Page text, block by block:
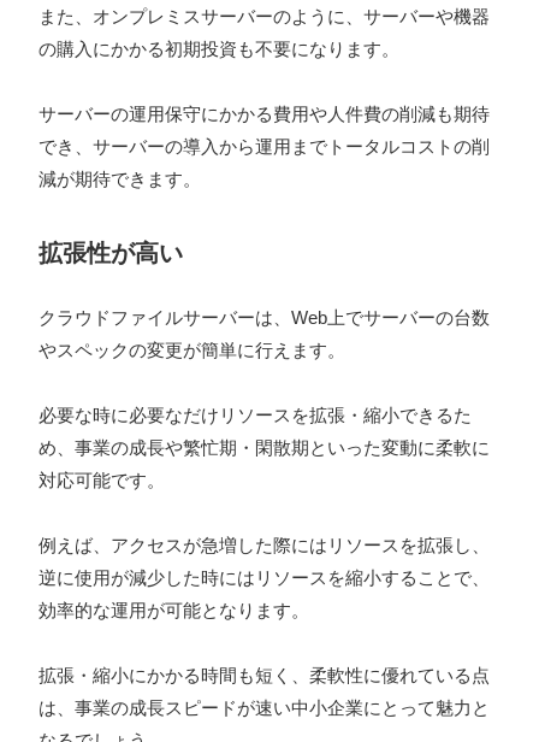
また、オンプレミスサーバーのように、サーバーや機器
の購入にかかる初期投資も不要になります。
サーバーの運用保守にかかる費用や人件費の削減も期待
でき、サーバーの導入から運用までトータルコストの削
減が期待できます。
拡張性が高い
クラウドファイルサーバーは、Web上でサーバーの台数
やスペックの変更が簡単に行えます。
必要な時に必要なだけリソースを拡張・縮小できるた
め、事業の成長や繁忙期・閑散期といった変動に柔軟に
対応可能です。
例えば、アクセスが急増した際にはリソースを拡張し、
逆に使用が減少した時にはリソースを縮小することで、
効率的な運用が可能となります。
拡張・縮小にかかる時間も短く、柔軟性に優れている点
は、事業の成長スピードが速い中小企業にとって魅力と